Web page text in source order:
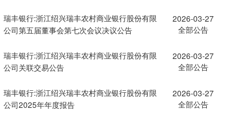
瑞丰银行:浙江绍兴瑞丰农村商业银行股份有限
公司第五届董事会第七次会议决议公告
2026-03-27
全部公告
瑞丰银行:浙江绍兴瑞丰农村商业银行股份有限
公司关联交易公告
2026-03-27
全部公告
瑞丰银行:浙江绍兴瑞丰农村商业银行股份有限
公司2025年年度报告
2026-03-27
全部公告